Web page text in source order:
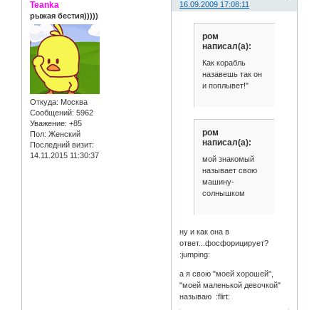
16.09.2009 17:08:11
Teanka
рыжая бестия)))))
Откуда: Москва
Сообщений: 5962
Уважение: +85
Пол: Женский
Последний визит:
14.11.2015 11:30:37
ром
написал(а):
Как корабль
назавешь так он
и поплывет!"
ром
написал(а):
мой знакомый
называет свою
машину-
солнышком
ну и как она в
ответ...фосфорицирует?
:jumping:
а я свою "моей хорошей",
"моей маленькой девочкой"
называю :flirt: